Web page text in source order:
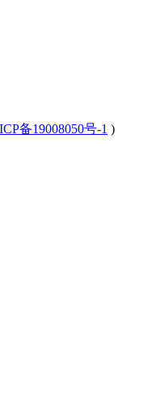
备19008050号-1 )